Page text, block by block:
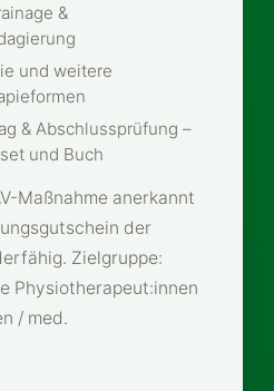
&
und weitere
& Abschlussprüfung –
und Buch
Maßnahme anerkannt
der
Zielgruppe:
Physiotherapeut:innen
/ med.